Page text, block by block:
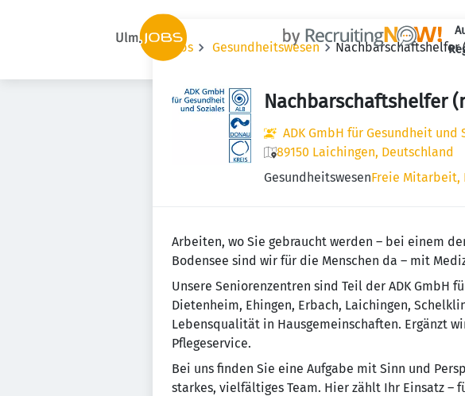
Jobs Gesundheitswesen
Nachbarschaftshelfer
ADK GmbH für Gesundheit und
89150 Laichingen, Deutschland
GesundheitswesenFreie Mitarbeit,
Arbeiten, wo Sie gebraucht werden – bei einem
Bodensee sind wir für die Menschen da – mit
Unsere Seniorenzentren sind Teil der ADK GmbH
Dietenheim, Ehingen, Erbach, Laichingen,
Lebensqualität in Hausgemeinschaften. Ergänzt
Pflegeservice.
Bei uns finden Sie eine Aufgabe mit Sinn und
starkes, vielfältiges Team. Hier zählt Ihr Einsatz –